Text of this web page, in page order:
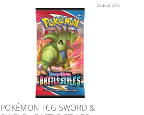
Codice:293
POKÉMON TCG SWORD &